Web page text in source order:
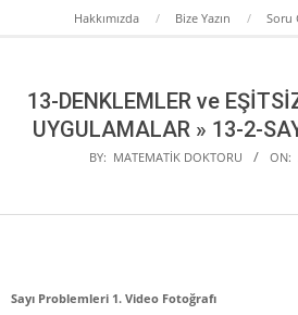
Hakkımızda Bize Yazın Soru
13-DENKLEMLER ve
UYGULAMALAR » 13-2-
BY: MATEMATIK DOKTORU ON:
Sayı Problemleri 1. Video Fotoğrafı